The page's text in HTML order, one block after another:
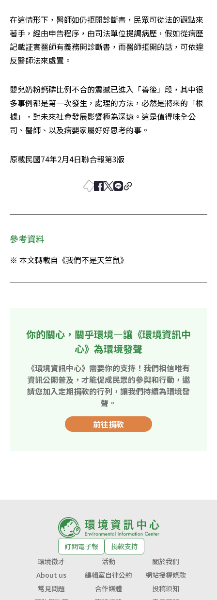
在這情形下，醫師如仍拒開診斷書，民眾可從法的觀點來
著手，經由申告程序，由司法單位提調病歷，假如從病歷
記載証實醫師有義務開診斷書，而醫師拒開的話，可依違
反醫師法來處置。
嬰兒奶粉鈣磷比例不合的震撼已進入「善後」段，其中很
多事例都是第一次發生，處理的方法，必然是將來的「根
據」，對未來社會發展影響極為深遠。這是值得味全公
司、醫師、以及病嬰家屬好好思考的事。
原載民國74年2月4日聯合報第3版
參考資料
※ 本文轉載自《我們不是天竺鼠》
你的關心，關乎環境—讓《環境資訊中
心》為環境發聲
《環境資訊中心》需要你的支持！我們相信唯有
資訊公開普及，才能促成民眾的參與和行動，邀
請您加入定期捐款的行列，讓我們持續為環境發
聲。
前往捐款
訂閱電子報
捐款支持
環境徵才
活動
關於我們
About us
編輯室自律公約
網站授權條款
常見問題
合作媒體
投稿須知